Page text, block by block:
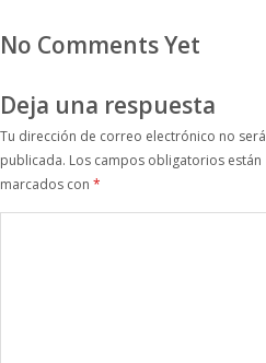
No Comments Yet
Deja una respuesta
Tu dirección de correo electrónico no será
publicada. Los campos obligatorios están
marcados con *